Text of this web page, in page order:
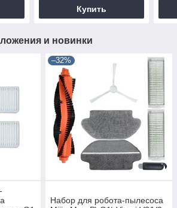
Купить
и новинки
–32%
Набор для робота-пылесоса